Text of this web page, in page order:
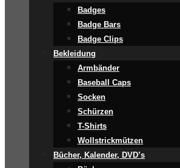
Badges
Badge Bars
Badge Clips
Bekleidung
Armbänder
Baseball Caps
Socken
Schürzen
T-Shirts
Wollstrickmützen
Bücher, Kalender, DVD’s